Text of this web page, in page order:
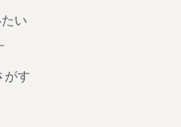
い
がす